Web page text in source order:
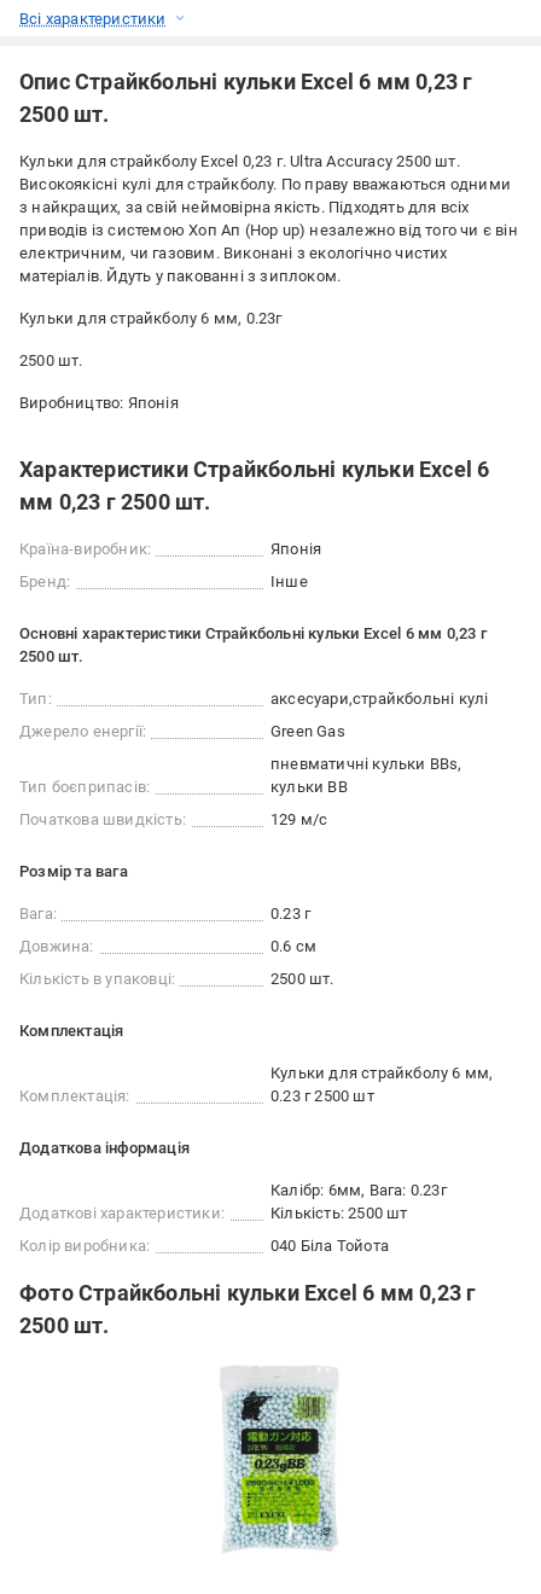
Всі характеристики
Опис Страйкбольні кульки Excel 6 мм 0,23 г
2500 шт.
Кульки для страйкболу Excel 0,23 г. Ultra Accuracy 2500 шт.
Високоякісні кулі для страйкболу. По праву вважаються одними
з найкращих, за свій неймовірна якість. Підходять для всіх
приводів із системою Хоп Ап (Hop up) незалежно від того чи є він
електричним, чи газовим. Виконані з екологічно чистих
матеріалів. Йдуть у пакованні з зиплоком.
Кульки для страйкболу 6 мм, 0.23г
2500 шт.
Виробництво: Японія
Характеристики Страйкбольні кульки Excel 6
мм 0,23 г 2500 шт.
Країна-виробник:
Японія
Бренд:
Інше
Основні характеристики Страйкбольні кульки Excel 6 мм 0,23 г
2500 шт.
Тип: аксесуари страйкбольні кулі
Джерело енергії:
Green Gas
Тип боєприпасів:
пневматичні кульки BBs
кульки ВВ
Початкова швидкість:
129 м/с
Розмір та вага
Вага:
0.23 г
Довжина:
0.6 см
Кількість в упаковці:
2500 шт.
Комплектація
Комплектація:
Кульки для страйкболу 6 мм,
0.23 г 2500 шт
Додаткова інформація
Додаткові характеристики:
Калібр: 6мм, Вага: 0.23г
Кількість: 2500 шт
Колір виробника:
040 Біла Тойота
Фото Страйкбольні кульки Excel 6 мм 0,23 г
2500 шт.